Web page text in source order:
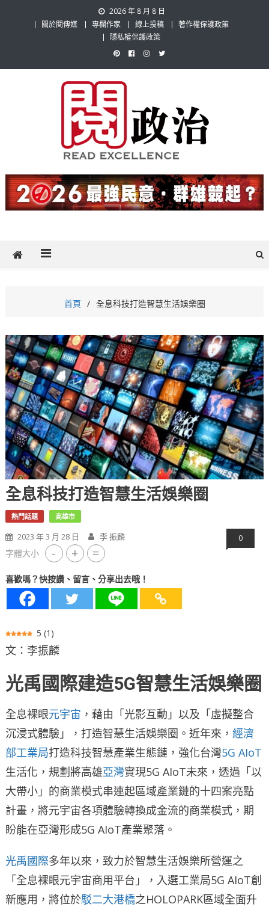
2026 年 8 月 8 日
關於閱傳媒
專欄作家 線上投稿
著作權保護政策
隱私權保護政策
閱政治 Read Gov News
題，也要專業評論，閱政治與多元的政治評論家與專欄作家邀稿合作，
讓讀者有最多元和專業的選擇。
首頁 全息科技打造智慧生活娛樂圈
全息科技打造智慧生活娛樂圈
熱門話題 高雄市
2023 年 3 月 28 日 李 振麟 0
字體大小 - + =
喜歡嗎？快按讚、留言、分享出去哦！
5 (1 )
文：李振麟
光禹國際建造5G智慧生活娛樂圈
全息裸眼元宇宙 ，藉由「光影互動」以及「虛擬整合
沉浸式體驗」，打造智慧生活娛樂圈。近年來， 經濟
部工業局打造科技智慧產業生態鏈，強化台灣5G AIoT
生活化，規劃將高雄亞灣實現5G AIoT未來，透過「以
大帶小」的商業模式串連起區域產業鏈的十四案亮點
計畫，將元宇宙各項體驗轉換成金流的商業模式，期
盼能在亞灣形成5G AIoT產業聚落。
光禹國際多年以來，致力於智慧生活娛樂所營運之
「全息裸眼元宇宙商用平台」，入選工業局5G AIoT創
新應用，將位於駁二大港橋之HOLOPARK區域全面升